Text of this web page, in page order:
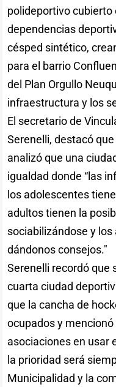
polideportivo
dependencias
césped sintético,
para el barrio
del Plan Orgullo
infraestructura y los
El secretario de
Serenelli, destacó
analizó que una
igualdad donde “las
los adolescentes
adultos tienen la
sociabilizándose y
dándonos consejos."
Serenelli recordó que
cuarta ciudad
que la cancha de
ocupados y
asociaciones en usar
la prioridad será
Municipalidad y la